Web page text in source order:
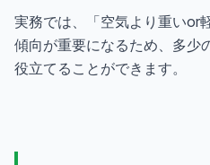
実務では、「空気より重いor
傾向が重要になるため、多少
役立てることができます。